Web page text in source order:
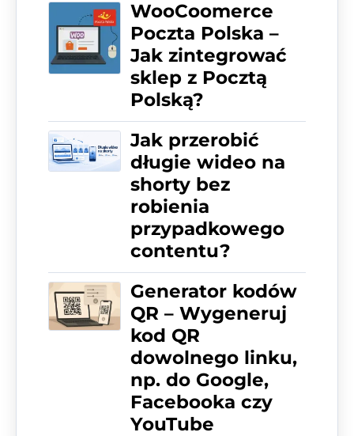
WooCoomerce
Poczta Polska –
Jak zintegrować
sklep z Pocztą
Polską?
Jak przerobić
długie wideo na
shorty bez
robienia
przypadkowego
contentu?
Generator kodów
QR – Wygeneruj
kod QR
dowolnego linku,
np. do Google,
Facebooka czy
YouTube